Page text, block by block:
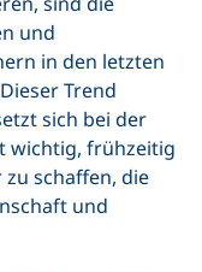
und
in den letzten
Trend
sich bei der
wichtig, frühzeitig
schaffen, die
und